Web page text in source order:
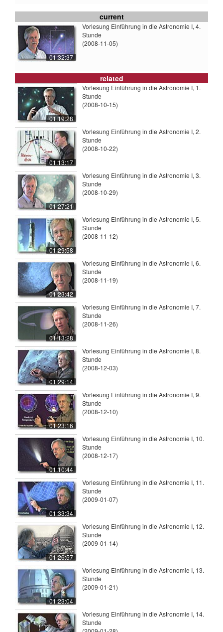
current
01:32:37
Vorlesung Einführung in die Astronomie I, 4.
Stunde
(2008-11-05)
related
01:19:28
Vorlesung Einführung in die Astronomie I, 1.
Stunde
(2008-10-15)
01:13:17
Vorlesung Einführung in die Astronomie I, 2.
Stunde
(2008-10-22)
01:27:21
Vorlesung Einführung in die Astronomie I, 3.
Stunde
(2008-10-29)
01:29:58
Vorlesung Einführung in die Astronomie I, 5.
Stunde
(2008-11-12)
01:23:42
Vorlesung Einführung in die Astronomie I, 6.
Stunde
(2008-11-19)
01:13:28
Vorlesung Einführung in die Astronomie I, 7.
Stunde
(2008-11-26)
01:29:14
Vorlesung Einführung in die Astronomie I, 8.
Stunde
(2008-12-03)
01:23:16
Vorlesung Einführung in die Astronomie I, 9.
Stunde
(2008-12-10)
01:10:44
Vorlesung Einführung in die Astronomie I, 10.
Stunde
(2008-12-17)
01:33:34
Vorlesung Einführung in die Astronomie I, 11.
Stunde
(2009-01-07)
01:26:57
Vorlesung Einführung in die Astronomie I, 12.
Stunde
(2009-01-14)
01:23:04
Vorlesung Einführung in die Astronomie I, 13.
Stunde
(2009-01-21)
Vorlesung Einführung in die Astronomie I, 14.
Stunde